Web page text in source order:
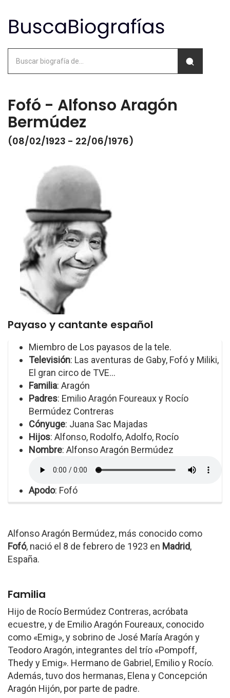
Fofó - Alfonso Aragón
Bermúdez
(08/02/1923 - 22/06/1976)
Payaso y cantante español
Miembro de Los payasos de la tele.
Televisión: Las aventuras de Gaby, Fofó y Miliki,
El gran circo de TVE...
Familia: Aragón
Padres: Emilio Aragón Foureaux y Rocío
Bermúdez Contreras
Cónyuge: Juana Sac Majadas
Hijos: Alfonso, Rodolfo, Adolfo, Rocío
Nombre: Alfonso Aragón Bermúdez
Apodo: Fofó
Alfonso Aragón Bermúdez, más conocido como
Fofó, nació el 8 de febrero de 1923 en Madrid,
España.
Familia
Hijo de Rocío Bermúdez Contreras, acróbata
ecuestre, y de Emilio Aragón Foureaux, conocido
como «Emig», y sobrino de José María Aragón y
Teodoro Aragón, integrantes del trío «Pompoff,
Thedy y Emig». Hermano de Gabriel, Emilio y Rocío.
Además, tuvo dos hermanas, Elena y Concepción
Aragón Hijón, por parte de padre.